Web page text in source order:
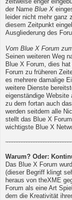
zeitweise enger
der Name Blue X
leider nicht mehr ganz
diesem Zeitpunkt
Ausgliederung des
Vom Blue X Forum
Seinen weiteren Weg
Blue X Forum, dies
Forum zu früheren
es mehrere damalige
weitere Dienste
eigenständige Website
zu dem fortan auch
werden seitdem alle
stellt das Blue X
wichtigste Blue X
Warum? Oder:
Das Blue X Forum
(dieser Begriff klingt
heraus von theXME
Forum als eine Art
dem die Kreativität